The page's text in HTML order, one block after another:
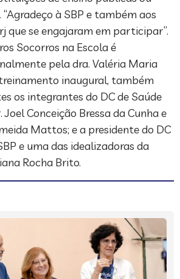
à SBP e também aos
que se engajaram em participar”.
Socorros na Escola é
pela dra. Valéria Maria
inaugural, também
os integrantes do DC de Saúde
Joel Conceição Bressa da Cunha e
Mattos; e a presidente do DC
e uma das idealizadoras da
Rocha Brito.